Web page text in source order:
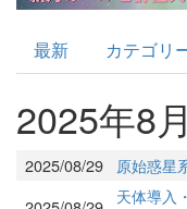
Topics
最新 カテゴリ
2025年8
2025/08/29
原始惑星
天体導入